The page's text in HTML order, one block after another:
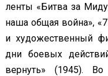
ленты «Битва за
наша общая война»,
и художественный
дни боевых
вернуть» (1945).